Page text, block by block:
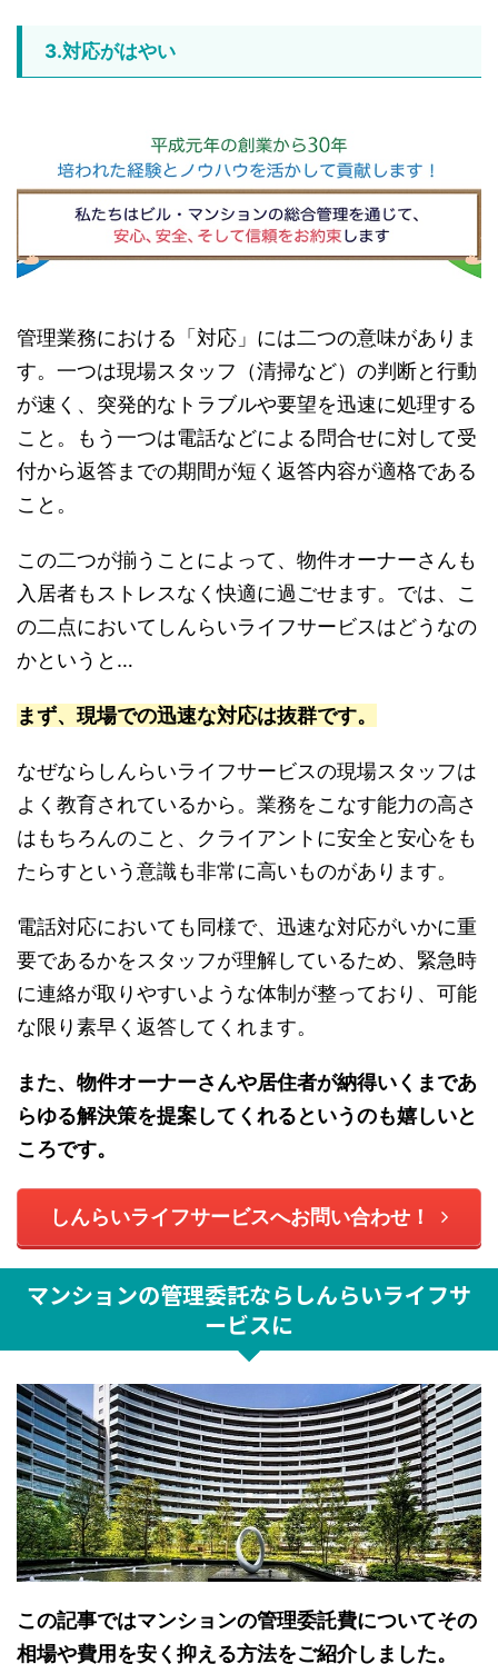
3.対応がはやい
管理業務における「対応」には二つの意味がありま
す。一つは現場スタッフ（清掃など）の判断と行動
が速く、突発的なトラブルや要望を迅速に処理する
こと。もう一つは電話などによる問合せに対して受
付から返答までの期間が短く返答内容が適格である
こと。
この二つが揃うことによって、物件オーナーさんも
入居者もストレスなく快適に過ごせます。では、こ
の二点においてしんらいライフサービスはどうなの
かというと…
まず、現場での迅速な対応は抜群です。
なぜならしんらいライフサービスの現場スタッフは
よく教育されているから。業務をこなす能力の高さ
はもちろんのこと、クライアントに安全と安心をも
たらすという意識も非常に高いものがあります。
電話対応においても同様で、迅速な対応がいかに重
要であるかをスタッフが理解しているため、緊急時
に連絡が取りやすいような体制が整っており、可能
な限り素早く返答してくれます。
また、物件オーナーさんや居住者が納得いくまであ
らゆる解決策を提案してくれるというのも嬉しいと
ころです。
しんらいライフサービスへお問い合わせ！
マンションの管理委託ならしんらいライフサ
ービスに
この記事ではマンションの管理委託費についてその
相場や費用を安く抑える方法をご紹介しました。